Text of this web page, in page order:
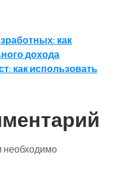
как
дохода
как использовать
необходимо